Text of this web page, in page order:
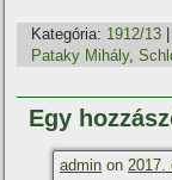
Kategória: 1912/13
Pataky Mihály,
Egy
admin on 2017.